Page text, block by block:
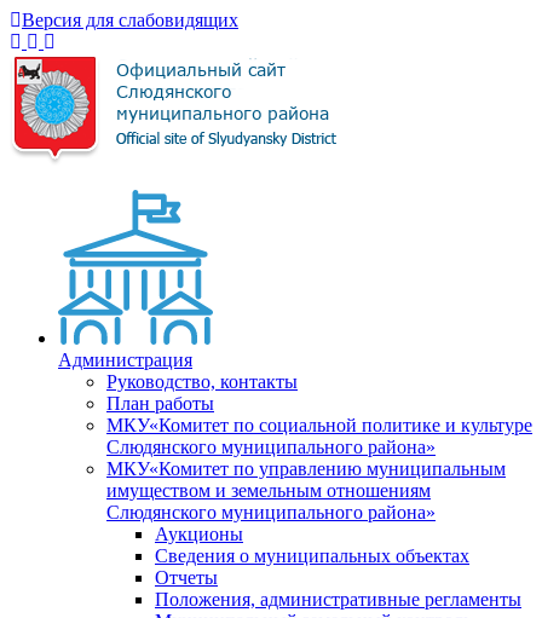
Версия для слабовидящих
Администрация
Руководство, контакты
План работы
МКУ«Комитет по социальной политике и культуре
Слюдянского муниципального района»
МКУ«Комитет по управлению муниципальным
имуществом и земельным отношениям
Слюдянского муниципального района»
Аукционы
Сведения о муниципальных объектах
Отчеты
Положения, административные регламенты